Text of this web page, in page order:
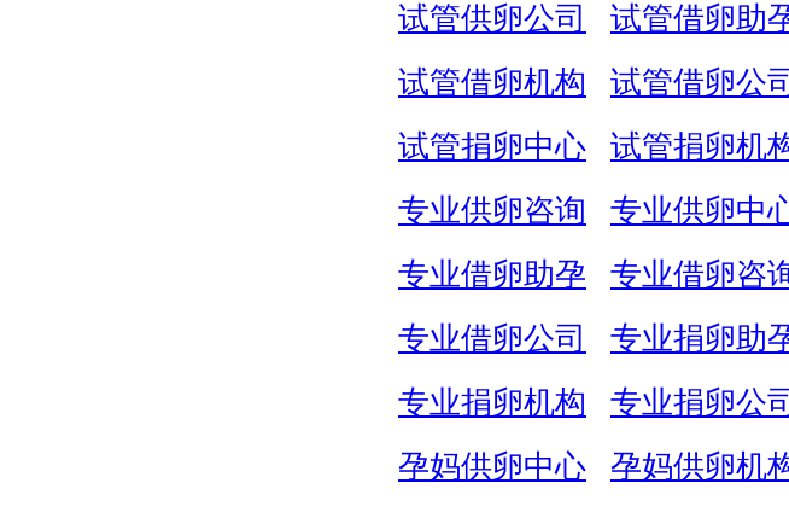
试管供卵公司
试管借卵助
试管借卵机构
试管借卵公
试管捐卵中心
试管捐卵机
专业供卵咨询
专业供卵中
专业借卵助孕
专业借卵咨
专业借卵公司
专业捐卵助
专业捐卵机构
专业捐卵公
孕妈供卵中心
孕妈供卵机